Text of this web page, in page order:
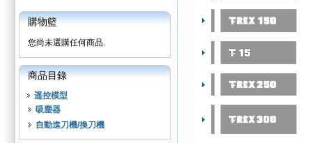
購物籃
您尚未選購任何商品.
商品目錄
遥控模型
吸塵器
自動進刀機/換刀機